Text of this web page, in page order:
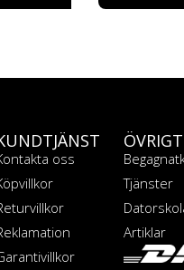
oss
ÖVRIGT
Tjänster
Artiklar